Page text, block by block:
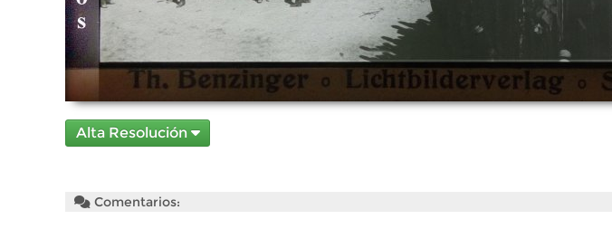
Alta Resolución
Comentarios: